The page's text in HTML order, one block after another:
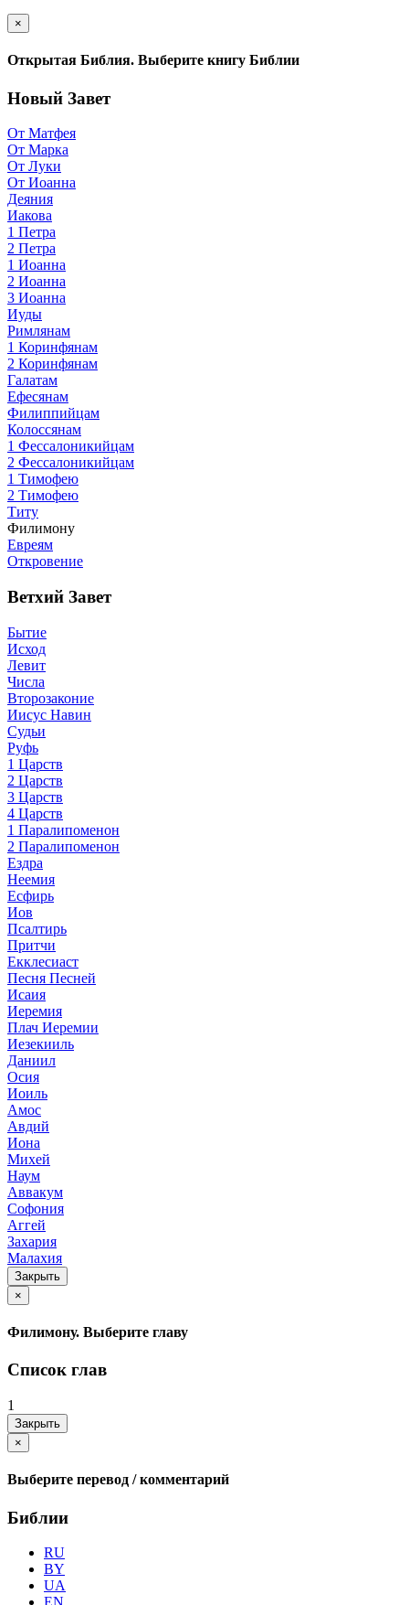
×
Открытая Библия. Выберите книгу Библии
Новый Завет
От Матфея
От Марка
От Луки
От Иоанна
Деяния
Иакова
1 Петра
2 Петра
1 Иоанна
2 Иоанна
3 Иоанна
Иуды
Римлянам
1 Коринфянам
2 Коринфянам
Галатам
Ефесянам
Филиппийцам
Колоссянам
1 Фессалоникийцам
2 Фессалоникийцам
1 Тимофею
2 Тимофею
Титу
Филимону
Евреям
Откровение
Ветхий Завет
Бытие
Исход
Левит
Числа
Второзаконие
Иисус Навин
Судьи
Руфь
1 Царств
2 Царств
3 Царств
4 Царств
1 Паралипоменон
2 Паралипоменон
Ездра
Неемия
Есфирь
Иов
Псалтирь
Притчи
Екклесиаст
Песня Песней
Исаия
Иеремия
Плач Иеремии
Иезекииль
Даниил
Осия
Иоиль
Амос
Авдий
Иона
Михей
Наум
Аввакум
Софония
Аггей
Захария
Малахия
Закрыть
×
Филимону. Выберите главу
Список глав
1
Закрыть
×
Выберите перевод / комментарий
Библии
RU
BY
UA